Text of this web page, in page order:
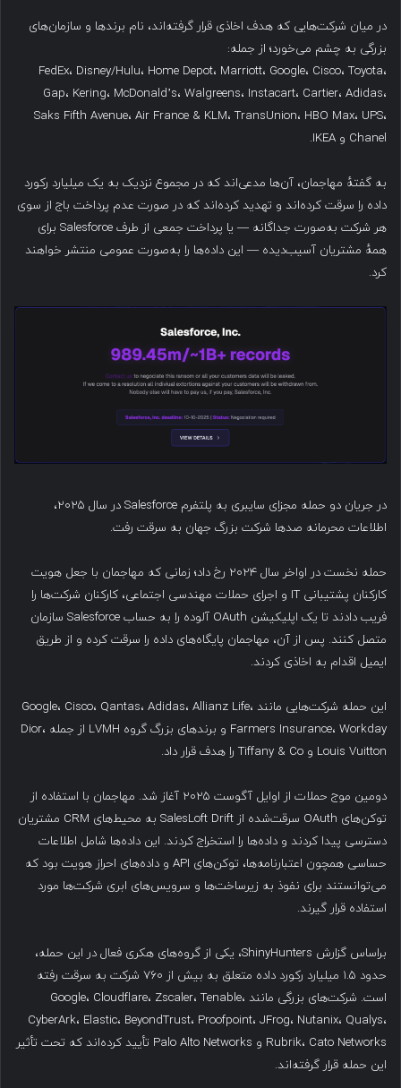
در میان شرکت‌هایی که هدف اخاذی قرار گرفته‌اند، نام برندها و سازمان‌های
بزرگی به چشم می‌خورد؛ از جمله:
FedEx، Disney/Hulu، Home Depot، Marriott، Google، Cisco، Toyota،
Gap، Kering، McDonald’s، Walgreens، Instacart، Cartier، Adidas،
Saks Fifth Avenue، Air France & KLM، TransUnion، HBO Max، UPS،
Chanel و IKEA.
به گفتهٔ مهاجمان، آن‌ها مدعی‌اند که در مجموع نزدیک به یک میلیارد رکورد
داده را سرقت کرده‌اند و تهدید کرده‌اند که در صورت عدم پرداخت باج از سوی
هر شرکت به‌صورت جداگانه — یا پرداخت جمعی از طرف Salesforce برای
همهٔ مشتریان آسیب‌دیده — این داده‌ها را به‌صورت عمومی منتشر خواهند
کرد.
در جریان دو حمله مجزای سایبری به پلتفرم Salesforce در سال ۲۰۲۵،
اطلاعات محرمانه صدها شرکت بزرگ جهان به سرقت رفت.
حمله نخست در اواخر سال ۲۰۲۴ رخ داد؛ زمانی که مهاجمان با جعل هویت
کارکنان پشتیبانی IT و اجرای حملات مهندسی اجتماعی، کارکنان شرکت‌ها را
فریب دادند تا یک اپلیکیشن OAuth آلوده را به حساب Salesforce سازمان
متصل کنند. پس از آن، مهاجمان پایگاه‌های داده را سرقت کرده و از طریق
ایمیل اقدام به اخاذی کردند.
این حمله شرکت‌هایی مانند Google، Cisco، Qantas، Adidas، Allianz Life،
Farmers Insurance، Workday و برندهای بزرگ گروه LVMH از جمله Dior،
Louis Vuitton و Tiffany & Co را هدف قرار داد.
دومین موج حملات از اوایل آگوست ۲۰۲۵ آغاز شد. مهاجمان با استفاده از
توکن‌های OAuth سرقت‌شده از SalesLoft Drift به محیط‌های CRM مشتریان
دسترسی پیدا کردند و داده‌ها را استخراج کردند. این داده‌ها شامل اطلاعات
حساسی همچون اعتبارنامه‌ها، توکن‌های API و داده‌های احراز هویت بود که
می‌توانستند برای نفوذ به زیرساخت‌ها و سرویس‌های ابری شرکت‌ها مورد
استفاده قرار گیرند.
براساس گزارش ShinyHunters، یکی از گروه‌های هکری فعال در این حمله،
حدود ۱.۵ میلیارد رکورد داده متعلق به بیش از ۷۶۰ شرکت به سرقت رفته
است. شرکت‌های بزرگی مانند Google، Cloudflare، Zscaler، Tenable،
CyberArk، Elastic، BeyondTrust، Proofpoint، JFrog، Nutanix، Qualys،
Rubrik، Cato Networks و Palo Alto Networks تأیید کرده‌اند که تحت تأثیر
این حمله قرار گرفته‌اند.